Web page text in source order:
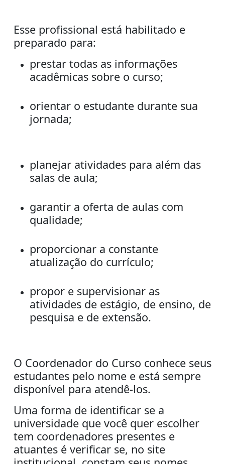
Esse profissional está habilitado e
preparado para:
prestar todas as informações
acadêmicas sobre o curso;
orientar o estudante durante sua
jornada;
planejar atividades para além das
salas de aula;
garantir a oferta de aulas com
qualidade;
proporcionar a constante
atualização do currículo;
propor e supervisionar as
atividades de estágio, de ensino, de
pesquisa e de extensão.
O Coordenador do Curso conhece seus
estudantes pelo nome e está sempre
disponível para atendê-los.
Uma forma de identificar se a
universidade que você quer escolher
tem coordenadores presentes e
atuantes é verificar se, no site